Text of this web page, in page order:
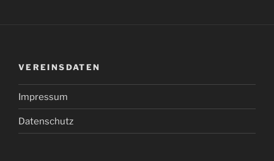
VEREINSDATEN
Impressum
Datenschutz